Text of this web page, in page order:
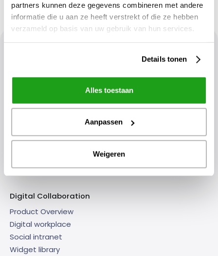
partners kunnen deze gegevens combineren met andere
informatie die u aan ze heeft verstrekt of die ze hebben
verzameld op basis van uw gebruik van hun services.
Details tonen
Alles toestaan
Aanpassen
Weigeren
Stay up to date with the latest
Sign up for the newsletter
Digital Collaboration
Product Overview
Digital workplace
Social intranet
Widget library